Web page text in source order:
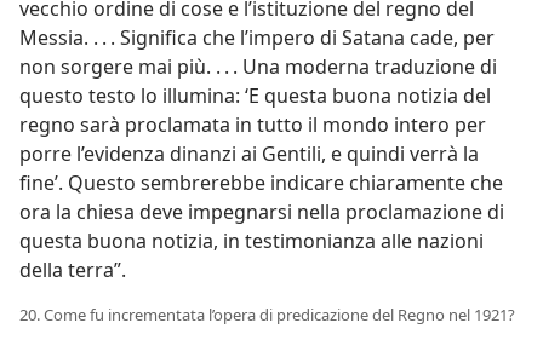
vecchio ordine di cose e l’istituzione del regno del
Messia. . . . Significa che l’impero di Satana cade, per
non sorgere mai più. . . . Una moderna traduzione di
questo testo lo illumina: ‘E questa buona notizia del
regno sarà proclamata in tutto il mondo intero per
porre l’evidenza dinanzi ai Gentili, e quindi verrà la
fine’. Questo sembrerebbe indicare chiaramente che
ora la chiesa deve impegnarsi nella proclamazione di
questa buona notizia, in testimonianza alle nazioni
della terra”.
20. Come fu incrementata l’opera di predicazione del Regno nel 1921?